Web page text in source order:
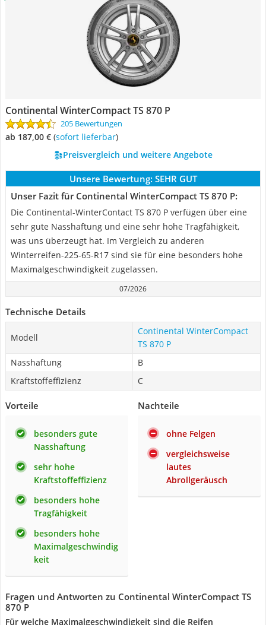
Continental WinterCompact TS 870 P
205 Bewertungen
ab 187,00 € ( Sofort lieferbar)
Preisvergleich und weitere Angebote
Unsere Bewertung: SEHR GUT
Unser Fazit für Continental WinterCompact TS 870 P:
Die Continental-WinterContact TS 870 P verfügen über eine
sehr gute Nasshaftung und eine sehr hohe Tragfähigkeit,
was uns überzeugt hat. Im Vergleich zu anderen
Winterreifen-225-65-R17 sind sie für eine besonders hohe
Maximalgeschwindigkeit zugelassen.
07/2026
Technische Details
Modell
Continental WinterCompact
TS 870 P
Nasshaftung
B
Kraftstoffeffizienz
C
Vorteile
besonders gute
Nasshaftung
sehr hohe
Kraftstoffeffizienz
besonders hohe
Tragfähigkeit
besonders hohe
Maximalgeschwindig
keit
Nachteile
ohne Felgen
vergleichsweise
lautes
Abrollgeräusch
Fragen und Antworten zu Continental WinterCompact TS
870 P
Für welche Maximalgeschwindigkeit sind die Reifen